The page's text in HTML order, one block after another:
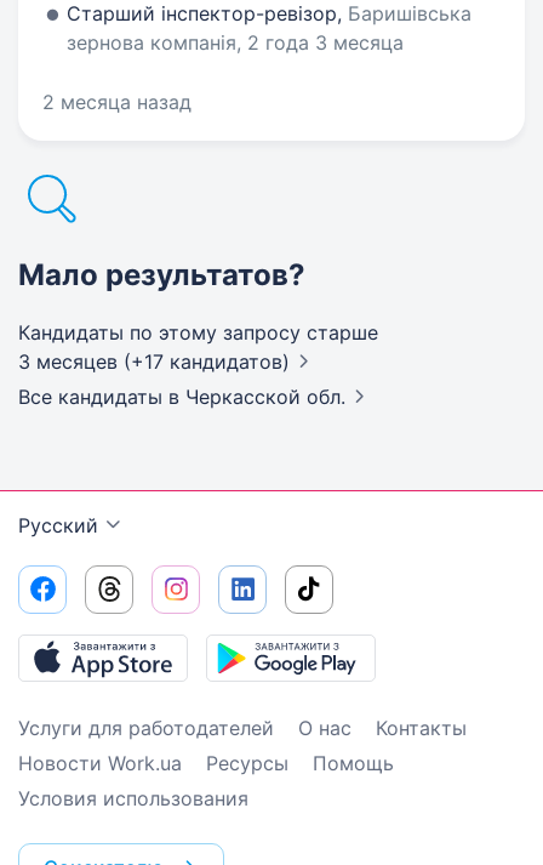
Старший інспектор-ревізор, Баришівська
зернова компанія, 2 года 3 месяца
2 месяца назад
Мало результатов?
Кандидаты по этому запросу старше
3 месяцев (+17 кандидатов)
Все кандидаты в Черкасской обл.
Русский
Услуги для работодателей О нас
Контакты
Новости Work.ua
Ресурсы
Помощь
Условия использования